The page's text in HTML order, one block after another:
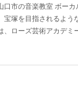
口市の音楽教室 ボー
宝塚を目指されるよ
ローズ芸術アカデミ